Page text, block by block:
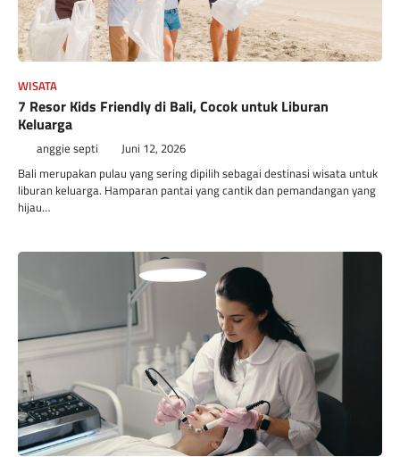
WISATA
7 Resor Kids Friendly di Bali, Cocok untuk Liburan
Keluarga
anggie septi Juni 12, 2026
Bali merupakan pulau yang sering dipilih sebagai destinasi wisata untuk
liburan keluarga. Hamparan pantai yang cantik dan pemandangan yang
hijau…